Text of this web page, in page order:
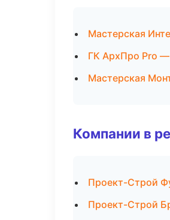
Мастерская
ГК АрхПро Pro —
Мастерская
Компании в
Проект-Строй
Проект-Строй